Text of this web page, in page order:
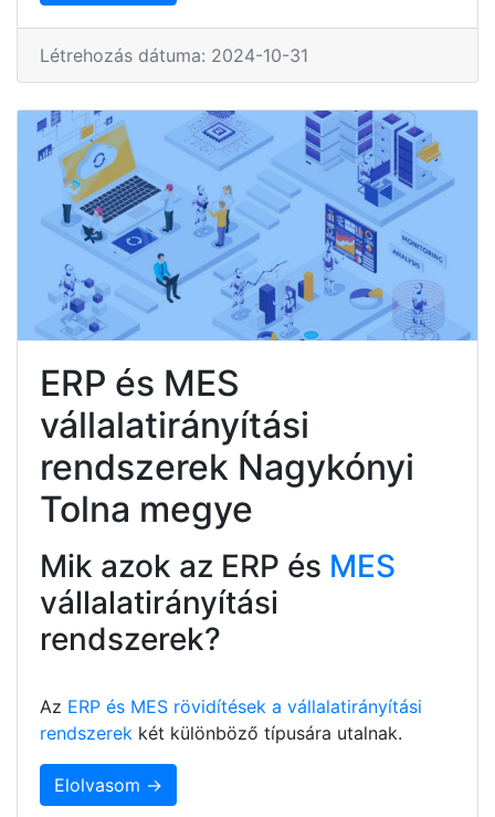
Létrehozás dátuma: 2024-10-31
ERP és MES
vállalatirányítási
rendszerek Nagykónyi
Tolna megye
Mik azok az ERP és MES
vállalatirányítási
rendszerek?
Az ERP és MES rövidítések a vállalatirányítási
rendszerek két különböző típusára utalnak.
Elolvasom →